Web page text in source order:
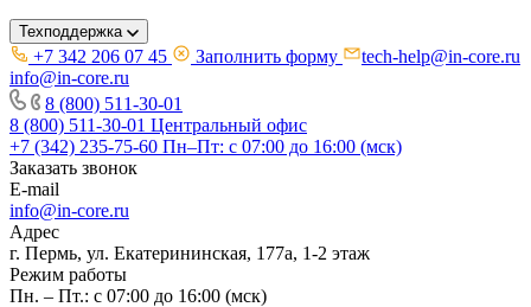
Техподдержка
+7 342 206 07 45 Заполнить форму
tech-help@in-core.ru
info@in-core.ru
8 (800) 511-30-01
8 (800) 511-30-01 Центральный офис
+7 (342) 235-75-60 Пн–Пт: с 07:00 до 16:00 (мск)
Заказать звонок
E-mail
info@in-core.ru
Адрес
г. Пермь, ул. ​Екатерининская, 177а, ​1-2 этаж
Режим работы
Пн. – Пт.: с 07:00 до 16:00 (мск)